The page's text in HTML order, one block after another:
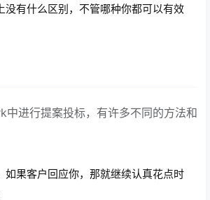
没有什么区别，不管哪种你都可以有效
中进行提案投标，有许多不同的方法和
如果客户回应你，那就继续认真花点时